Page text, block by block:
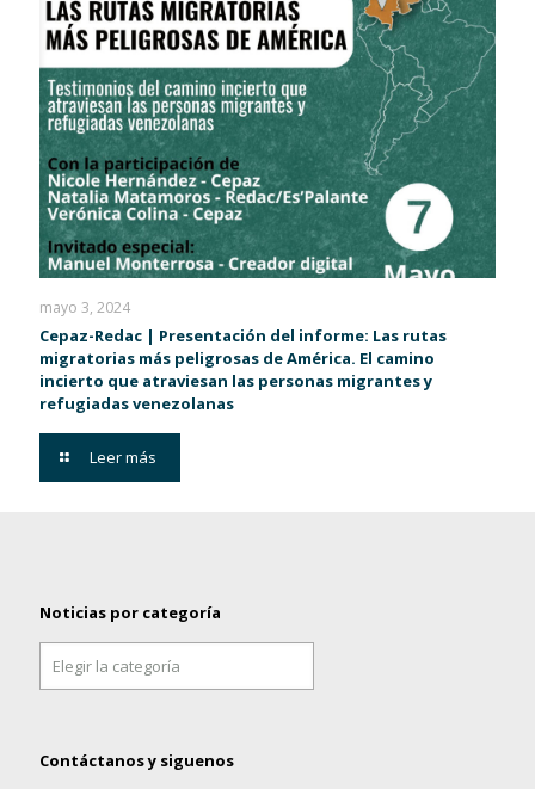
mayo 3, 2024
Cepaz-Redac | Presentación del informe: Las rutas
migratorias más peligrosas de América. El camino
incierto que atraviesan las personas migrantes y
refugiadas venezolanas
Leer más
Noticias por categoría
por
Contáctanos y siguenos